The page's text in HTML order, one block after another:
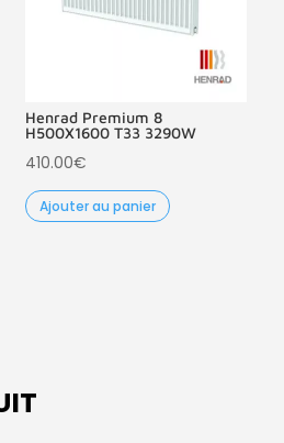
Henrad Premium 8
H500X1600 T33 3290W
410.00€
Ajouter au panier